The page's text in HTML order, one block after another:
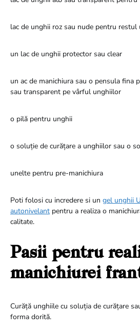
lac de unghii roz sau nude pentru restul
un lac de unghii protector sau clear
un ac de manichiura sau o pensula fina
sau transparent pe vârful unghiilor
o pilă pentru unghii
o soluție de curățare a unghiilor sau o
unelte pentru pre-manichiura
Poti folosi cu incredere si un gel unghii
autonivelant pentru a realiza o
calitate.
Pasii pentru
manichiurei
Curăță unghiile cu soluția de curățare
forma dorită.